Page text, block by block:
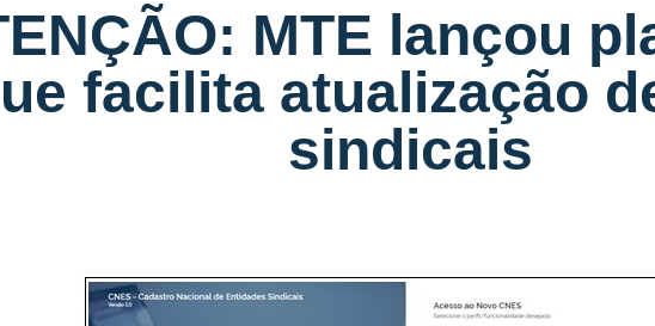
MTE lançou
facilita atualização
sindicais